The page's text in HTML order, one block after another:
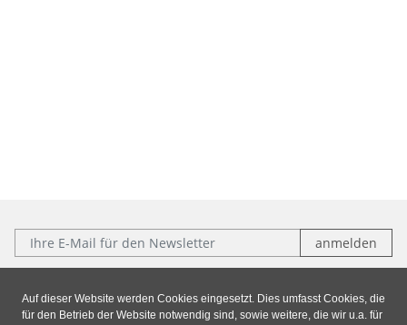
Auf dieser Website werden Cookies eingesetzt. Dies umfasst Cookies, die
für den Betrieb der Website notwendig sind, sowie weitere, die wir u.a. für
E-Mail: